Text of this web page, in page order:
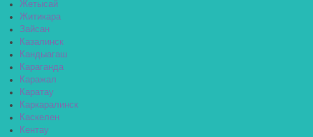
Жетысай
Житикара
Зайсан
Казалинск
Кандыагаш
Караганда
Каражал
Каратау
Каркаралинск
Каскелен
Кентау